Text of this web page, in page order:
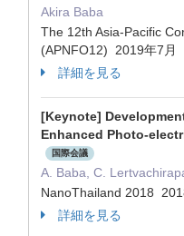
Akira Baba
The 12th Asia-Pacific
(APNFO12) 2019年7月
詳細を見る
[Keynote]
Enhanced Photo-
国際会議
A. Baba, C.
NanoThailand 2018
詳細を見る